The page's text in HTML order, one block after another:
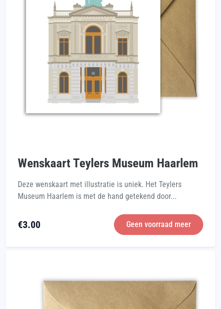
Wenskaart Teylers Museum Haarlem
Deze wenskaart met illustratie is uniek. Het Teylers
Museum Haarlem is met de hand getekend door...
€3.00 Geen voorraad meer